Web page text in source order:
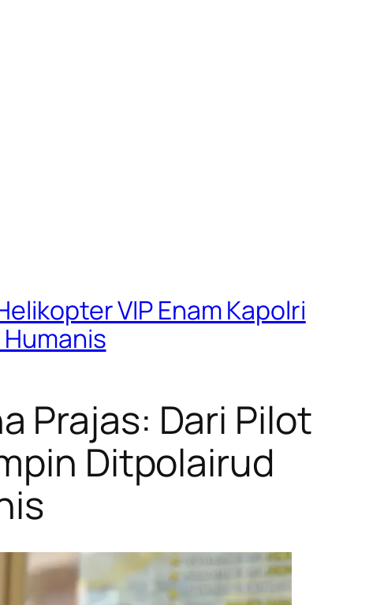
VIP Enam Kapolri
Prajas: Dari Pilot
Ditpolairud